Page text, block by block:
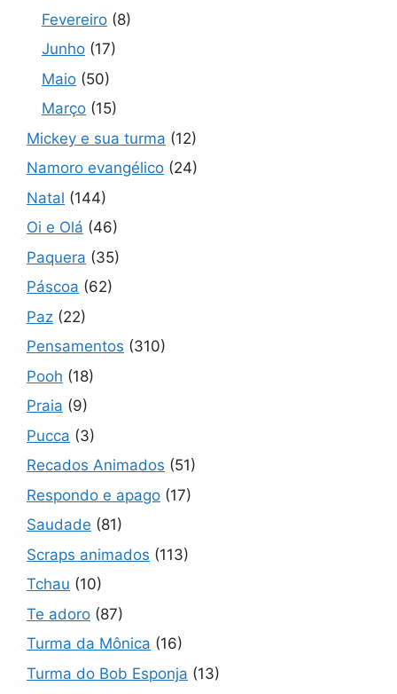
Fevereiro (8)
Junho (17)
Maio (50)
Março (15)
Mickey e sua turma (12)
Namoro evangélico (24)
Natal (144)
Oi e Olá (46)
Paquera (35)
Páscoa (62)
Paz (22)
Pensamentos (310)
Pooh (18)
Praia (9)
Pucca (3)
Recados Animados (51)
Respondo e apago (17)
Saudade (81)
Scraps animados (113)
Tchau (10)
Te adoro (87)
Turma da Mônica (16)
Turma do Bob Esponja (13)